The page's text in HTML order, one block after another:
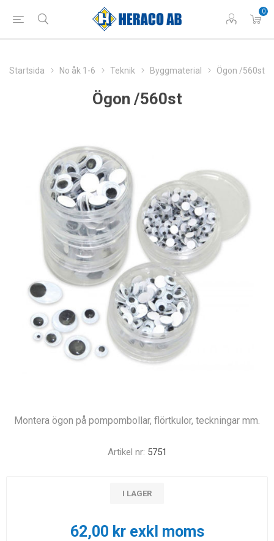
0
Startsida No åk 1-6 Teknik Byggmaterial Ögon /560st
Ögon /560st
Montera ögon på pompombollar, flörtkulor, teckningar mm.
Artikel nr: 5751
I LAGER
62,00 kr exkl moms